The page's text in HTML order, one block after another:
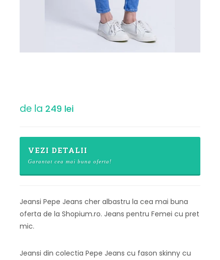
de la 249 lei
VEZI DETALII
Garantat cea mai buna oferta!
Jeansi Pepe Jeans cher albastru la cea mai buna
oferta de la Shopium.ro. Jeans pentru Femei cu pret
mic.
Jeansi din colectia Pepe Jeans cu fason skinny cu